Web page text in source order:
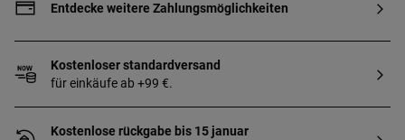
Entdecke weitere Zahlungsmöglichkeiten
Kostenloser standardversand
für einkäufe ab +99 €.
Kostenlose rückgabe bis 15 januar